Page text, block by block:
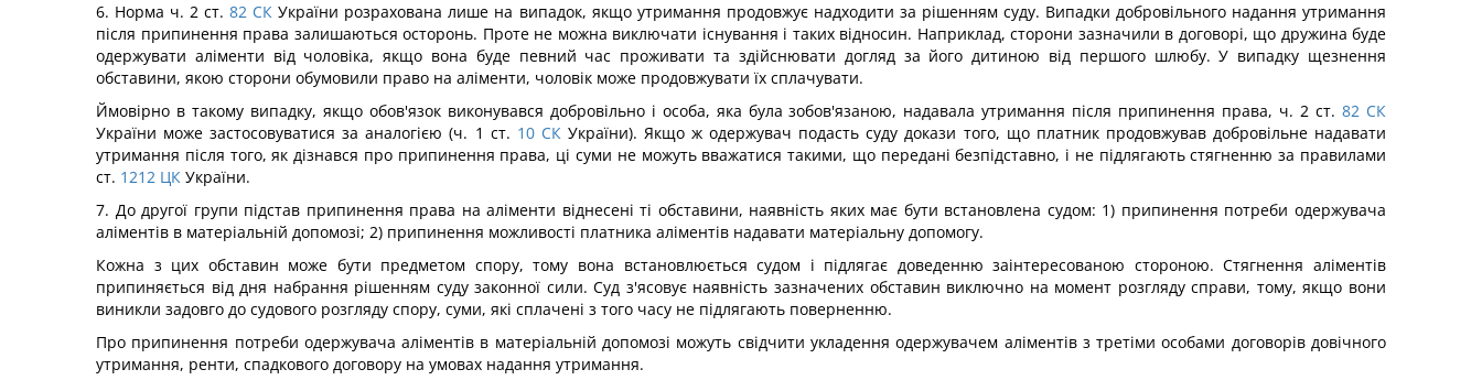
6. Норма ч. 2 ст. 82 СК України розрахована лише на випадок, якщо утримання продовжує надходити за рішенням суду. Випадки добровільного надання утримання
після припинення права залишаються осторонь. Проте не можна виключати існування і таких відносин. Наприклад, сторони зазначили в договорі, що дружина буде
одержувати аліменти від чоловіка, якщо вона буде певний час проживати та здійснювати догляд за його дитиною від першого шлюбу. У випадку щезнення
обставини, якою сторони обумовили право на аліменти, чоловік може продовжувати їх сплачувати.
Ймовірно в такому випадку, якщо обов'язок виконувався добровільно і особа, яка була зобов'язаною, надавала утримання після припинення права, ч. 2 ст. 82 СК
України може застосовуватися за аналогією (ч. 1 ст. 10 СКУкраїни). Якщо ж одержувач подасть суду докази того, що платник продовжував добровільне надавати
утримання після того, як дізнався про припинення права, ці суми не можуть вважатися такими, що передані безпідставно, і не підлягають стягненню за правилами
ст. 1212 ЦК України.
7. До другої групи підстав припинення права на аліменти віднесені ті обставини, наявність яких має бути встановлена судом: 1) припинення потреби одержувача
аліментів в матеріальній допомозі; 2) припинення можливості платника аліментів надавати матеріальну допомогу.
Кожна з цих обставин може бути предметом спору, тому вона встановлюється судом і підлягає доведенню заінтересованою стороною. Стягнення аліментів
припиняється від дня набрання рішенням суду законної сили. Суд з'ясовує наявність зазначених обставин виключно на момент розгляду справи, тому, якщо вони
виникли задовго до судового розгляду спору, суми, які сплачені з того часу не підлягають поверненню.
Про припинення потреби одержувача аліментів в матеріальній допомозі можуть свідчити укладення одержувачем аліментів з третіми особами договорів довічного
утримання, ренти, спадкового договору на умовах надання утримання.